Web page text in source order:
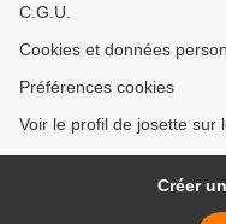
C.G.U.
Cookies et données
Préférences cookies
Voir le profil de josette sur
Créer